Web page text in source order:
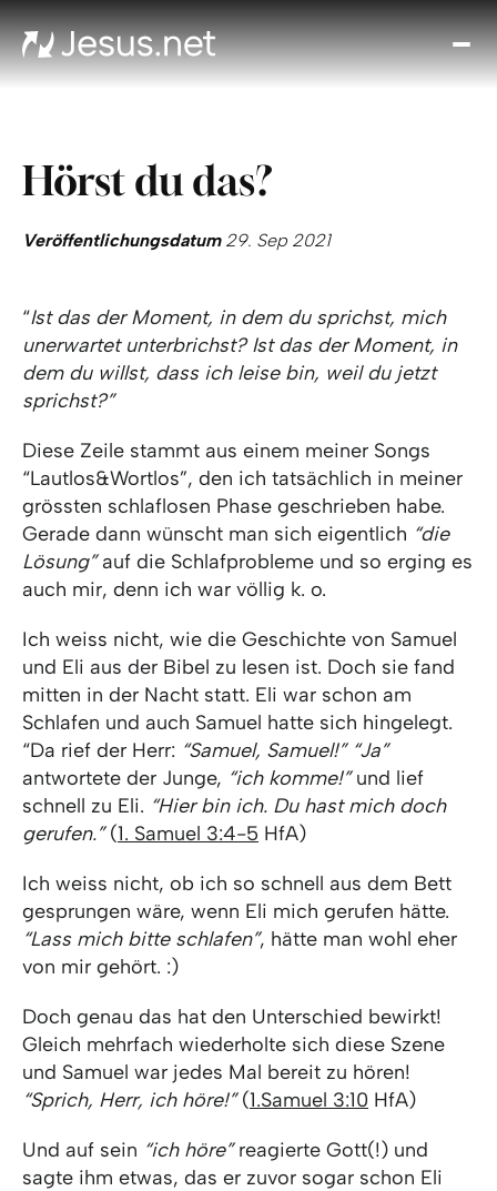
Hörst du das?
Veröffentlichungsdatum29. Sep 2021
“Ist das der Moment, in dem du sprichst, mich
unerwartet unterbrichst? Ist das der Moment, in
dem du willst, dass ich leise bin, weil du jetzt
sprichst?”
Diese Zeile stammt aus einem meiner Songs
“Lautlos&Wortlos”, den ich tatsächlich in meiner
grössten schlaflosen Phase geschrieben habe.
Gerade dann wünscht man sich eigentlich “die
Lösung”auf die Schlafprobleme und so erging es
auch mir, denn ich war völlig k. o.
Ich weiss nicht, wie die Geschichte von Samuel
und Eli aus der Bibel zu lesen ist. Doch sie fand
mitten in der Nacht statt. Eli war schon am
Schlafen und auch Samuel hatte sich hingelegt.
“Da rief der Herr: “Samuel, Samuel!” “Ja”
antwortete der Junge, “ich komme!”und lief
schnell zu Eli. “Hier bin ich. Du hast mich doch
gerufen.”(1. Samuel 3:4-5 HfA)
Ich weiss nicht, ob ich so schnell aus dem Bett
gesprungen wäre, wenn Eli mich gerufen hätte.
“Lass mich bitte schlafen”, hätte man wohl eher
von mir gehört. :)
Doch genau das hat den Unterschied bewirkt!
Gleich mehrfach wiederholte sich diese Szene
und Samuel war jedes Mal bereit zu hören!
“Sprich, Herr, ich höre!”(1.Samuel 3:10 HfA)
Und auf sein “ich höre”reagierte Gott(!) und
sagte ihm etwas, das er zuvor sogar schon Eli